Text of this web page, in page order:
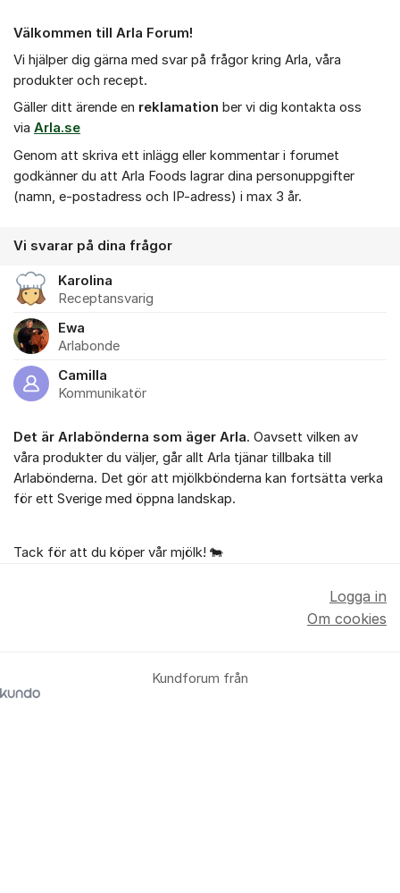
Välkommen till Arla Forum!
Vi hjälper dig gärna med svar på frågor kring Arla, våra
produkter och recept.
Gäller ditt ärende en reklamation ber vi dig kontakta oss
via Arla.se
Genom att skriva ett inlägg eller kommentar i forumet
godkänner du att Arla Foods lagrar dina personuppgifter
(namn, e-postadress och IP-adress) i max 3 år.
Vi svarar på dina frågor
Karolina
Receptansvarig
Ewa
Arlabonde
Camilla
Kommunikatör
Det är Arlabönderna som äger Arla. Oavsett vilken av
våra produkter du väljer, går allt Arla tjänar tillbaka till
Arlabönderna. Det gör att mjölkbönderna kan fortsätta verka
för ett Sverige med öppna landskap.
Tack för att du köper vår mjölk! 🐄
Kundforum från
Logga in
Om cookies